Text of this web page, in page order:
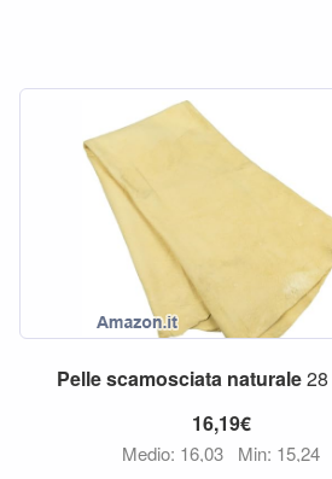
Pellescamosciata naturale
16,19€
Medio: 16,03 Min: 15,24